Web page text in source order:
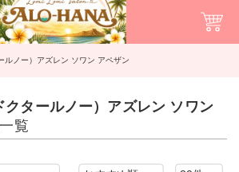
ルノー）アズレン ソワン アペザン
タールノー）アズレン ソワン
覧